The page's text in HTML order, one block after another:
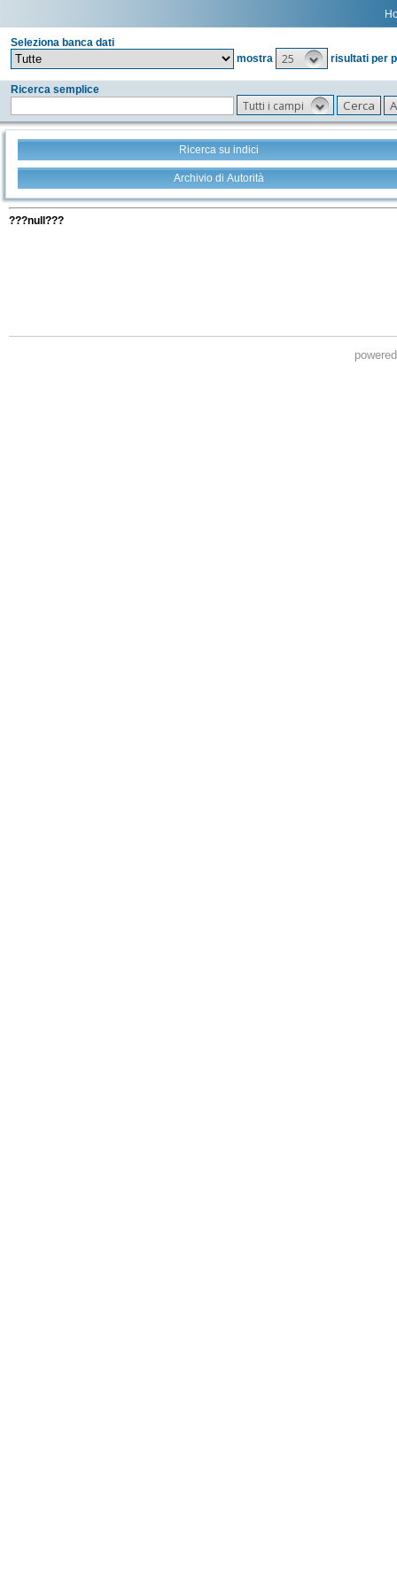
Seleziona banca dati
mostra
25 risultati per
Ricerca semplice
Tutti i campi
Ricerca su indici
Archivio di Autorità
???null???